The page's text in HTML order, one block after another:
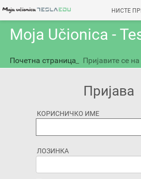
НИСТЕ
Moja Učionica -
Почетна страница Пријавите се на
Пријава
КОРИСНИЧКО ИМЕ
ЛОЗИНКА